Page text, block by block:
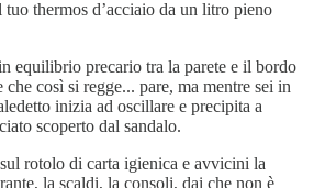
thermos d’acciaio da un litro pieno
equilibrio precario tra la parete e il bordo
così si regge... pare, ma mentre sei in
inizia ad oscillare e precipita a
scoperto dal sandalo.
rotolo di carta igienica e avvicini la
la scaldi, la consoli, dai che non è